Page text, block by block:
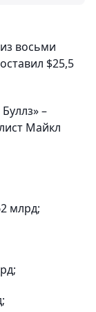
восьми
$25,5
–
Майкл
млрд;